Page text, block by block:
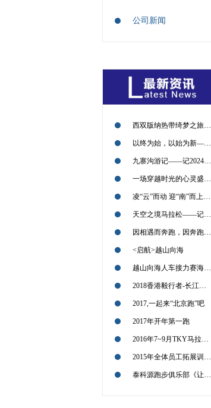
公司新闻
西双版纳热带绮梦之旅——记2024年09月13日
以终为始，以始为新——记2024年09月11日
九寨沟游记——记2024年09月09日
一场穿越时光的心灵盛宴——记2024年09月09日
凌“云”而动 迎“南”而上——2024年08月30日
天空之境马拉松——记2024年7月21日
因相遇而奔跑，因奔跑而相遇——2022北京喇叭沟越野挑战赛回顾
<启航>越山向海
越山向海人车接力赛海南赛的小伙伴们，加油
2018香港毅行者-长江冲锋对
2017,一起来“北京跑”吧
2017年开年第一跑
2016年7~9月TKY马拉松征战路径图
2015年全体员工拓展训练活动回顾
泰科源跑步俱乐部《让我们共同感受企业文化的传递和极限运动的魅力》